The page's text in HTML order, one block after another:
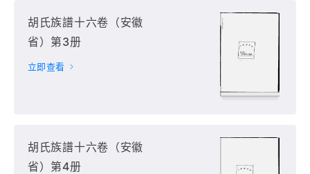
胡氏族譜十六卷（安徽
省）第3册
立即查看
胡氏族譜十六卷（安徽
省）第4册